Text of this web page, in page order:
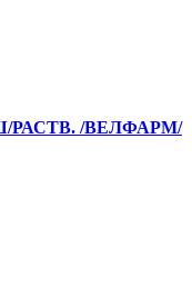
РАСТВ. /ВЕЛФАРМ/